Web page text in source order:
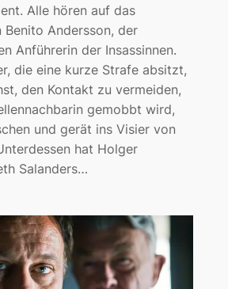
Alle hören auf das
Benito Andersson, der
Anführerin der Insassinnen.
die eine kurze Strafe absitzt,
den Kontakt zu vermeiden,
gemobbt wird,
und gerät ins Visier von
hat Holger
Salanders…